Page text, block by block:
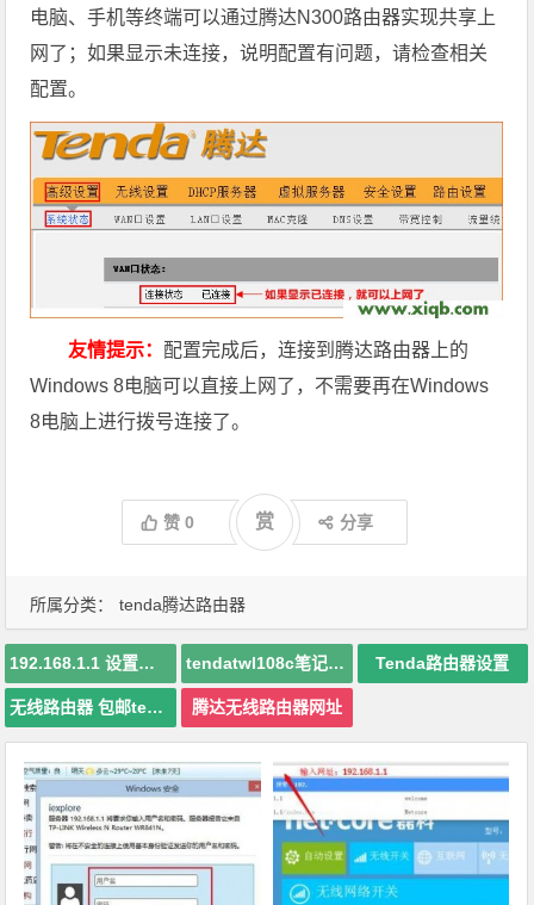
所属分类： tenda腾达路由器
电脑、手机等终端可以通过腾达N300路由器实现共享上
网了；如果显示未连接，说明配置有问题，请检查相关
配置。
友情提示： 配置完成后，连接到腾达路由器上的
Windows 8电脑可以直接上网了，不需要再在Windows
8电脑上进行拨号连接了。
赞0 赏 分享
192.168.1.1 设置密码 tendatwl108c笔记本无线网卡 Tenda路由器设置
无线路由器 包邮tenda 腾达无线路由器网址